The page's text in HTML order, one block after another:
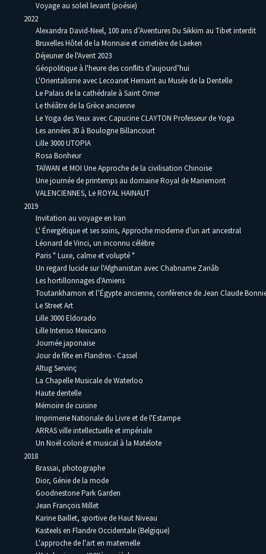
Voyage au soleil levant (poésie)
2022
Alexandra David-Neel, 100 ans d’Aventures Du Sikkim au Tibet interdit
Bruxelles Hôtel de la Monnaie et cimetière de Laeken
Déjeuner de l'Avent 2023
Géopolitique à l'heure des conflits d’aujourd’hui
L'Orientalisme avec Lecoanet Hemant au Musée de la Dentelle
Le Palais de la cathédrale à Saint Omer
Le théâtre de la Grèce ancienne
Le Yoga des Yeux avec Capucine CLAYTON Professeur de Yoga
Les années 30 à Boulogne Billancourt
Lille 3000 UTOPIA
Rosa Bonheur
TAÏWAN et MOI Une Approche de la civilisation Chinoise
Une journée de printemps au domaine Royal de Mariemont
VALENCIENNES, Le ROYAL HAINAUT
2019
Invitation au voyage en Iran
L' Énergétique et ses soins, Approche moderne d'un art ancestral
Léonard de Vinci, un inconnu célèbre
Paris " Luxe, calme et volupté "
Un regard lucide sur l'Afghanistan avec Chabname Zariâb
Les hortillonnages d'Amiens
Toutankhamon et l’Égypte ancienne, conférence de Jean Claude
Le Street Art
Lille 3000 Eldorado
Lille Intenso Mexicano
Journée japonaise
Jour de fête en Flandres - Cassel
Altug Servinç
La Chapelle Musicale de Waterloo
Haute dentelle
Mémoire de cuisine
Imprimerie Nationale du Livre et de l'Estampe
ARRAS ville intellectuelle et impériale
Un Noël coloré et musical à la Matelote
2018
Brassai, photographe
Dior, Génie de la mode
Goodnestone Park Garden
Jean François Millet
Karine Baillet, sportive de Haut Niveau
Kasteels en Flandre Occidentale (Belgique)
L'approche de l'art en maternelle